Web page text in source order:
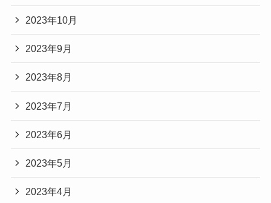
2023年10月
2023年9月
2023年8月
2023年7月
2023年6月
2023年5月
2023年4月